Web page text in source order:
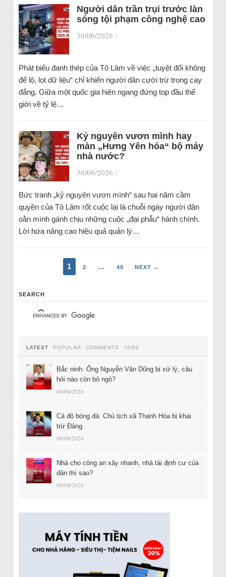
Người dân trần trụi trước làn
sóng tội phạm công nghệ cao
30/06/2026 |
Phát biểu đanh thép của Tô Lâm về việc „tuyệt đối không
để lộ, lọt dữ liệu“ chỉ khiến người dân cười trừ trong cay
đắng. Giữa một quốc gia hiên ngang đứng top đầu thế
giới về tỷ lệ…
Kỷ nguyên vươn mình hay
màn „Hưng Yên hóa“ bộ máy
nhà nước?
30/06/2026 |
Bức tranh „kỷ nguyên vươn mình“ sau hai năm cầm
quyền của Tô Lâm rốt cuộc lại là chuỗi ngày người dân
oằn mình gánh chịu những cuộc „đại phẫu“ hành chính.
Lời hứa nâng cao hiệu quả quản lý…
1 2 … 40 NEXT →
SEARCH
LATEST POPULAR COMMENTS TAGS
Bắc ninh: Ông Nguyễn Văn Dũng bị xử lý, câu
hỏi nào còn bỏ ngỏ?
08/08/2026
Cá độ bóng đá: Chủ tịch xã Thanh Hóa bị khai
trừ Đảng
08/08/2026
Nhà cho công an xây nhanh, nhà tái định cư của
dân thì sao?
08/08/2026